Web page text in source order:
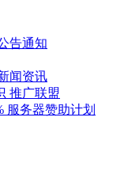
告通知
闻资讯
推广联盟
服务器赞助计划